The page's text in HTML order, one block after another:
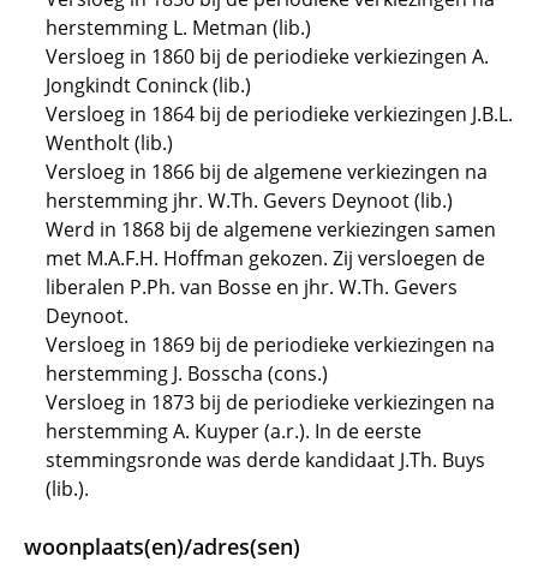
herstemming L. Metman (lib.)
Versloeg in 1860 bij de periodieke verkiezingen A.
Jongkindt Coninck (lib.)
Versloeg in 1864 bij de periodieke verkiezingen J.B.L.
Wentholt (lib.)
Versloeg in 1866 bij de algemene verkiezingen na
herstemming jhr. W.Th. Gevers Deynoot (lib.)
Werd in 1868 bij de algemene verkiezingen samen
met M.A.F.H. Hoffman gekozen. Zij versloegen de
liberalen P.Ph. van Bosse en jhr. W.Th. Gevers
Deynoot.
Versloeg in 1869 bij de periodieke verkiezingen na
herstemming J. Bosscha (cons.)
Versloeg in 1873 bij de periodieke verkiezingen na
herstemming A. Kuyper (a.r.). In de eerste
stemmingsronde was derde kandidaat J.Th. Buys
(lib.).
woonplaats(en)/adres(sen)